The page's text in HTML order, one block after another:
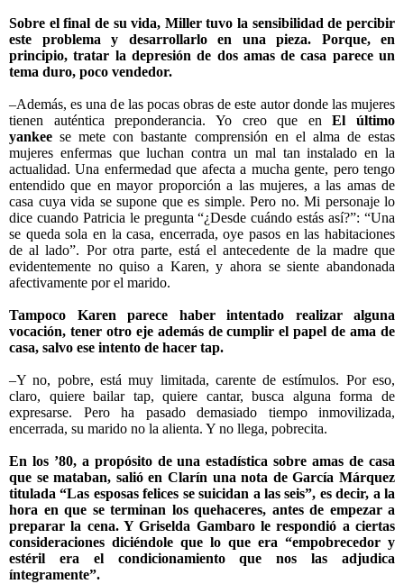
Sobre el final de su vida, Miller tuvo la sensibilidad de percibir
este problema y desarrollarlo en una pieza. Porque, en
principio, tratar la depresión de dos amas de casa parece un
tema duro, poco vendedor.
–Además, es una de las pocas obras de este autor donde las mujeres
tienen auténtica preponderancia. Yo creo que enEl último
yankeese mete con bastante comprensión en el alma de estas
mujeres enfermas que luchan contra un mal tan instalado en la
actualidad. Una enfermedad que afecta a mucha gente, pero tengo
entendido que en mayor proporción a las mujeres, a las amas de
casa cuya vida se supone que es simple. Pero no. Mi personaje lo
dice cuando Patricia le pregunta “¿Desde cuándo estás así?”: “Una
se queda sola en la casa, encerrada, oye pasos en las habitaciones
de al lado”. Por otra parte, está el antecedente de la madre que
evidentemente no quiso a Karen, y ahora se siente abandonada
afectivamente por el marido.
Tampoco Karen parece haber intentado realizar alguna
vocación, tener otro eje además de cumplir el papel de ama de
casa, salvo ese intento de hacer tap.
–Y no, pobre, está muy limitada, carente de estímulos. Por eso,
claro, quiere bailar tap, quiere cantar, busca alguna forma de
expresarse. Pero ha pasado demasiado tiempo inmovilizada,
encerrada, su marido no la alienta. Y no llega, pobrecita.
En los ’80, a propósito de una estadística sobre amas de casa
que se mataban, salió en Clarín una nota de García Márquez
titulada “Las esposas felices se suicidan a las seis”, es decir, a la
hora en que se terminan los quehaceres, antes de empezar a
preparar la cena. Y Griselda Gambaro le respondió a ciertas
consideraciones diciéndole que lo que era “empobrecedor y
estéril era el condicionamiento que nos las adjudica
íntegramente”.